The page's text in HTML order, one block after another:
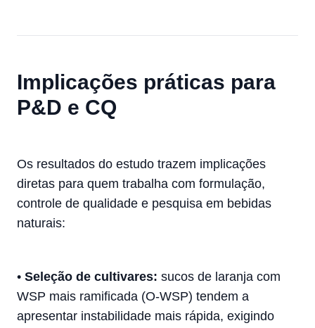
Implicações práticas para
P&D e CQ
Os resultados do estudo trazem implicações
diretas para quem trabalha com formulação,
controle de qualidade e pesquisa em bebidas
naturais:
• Seleção de cultivares: sucos de laranja com
WSP mais ramificada (O-WSP) tendem a
apresentar instabilidade mais rápida, exigindo